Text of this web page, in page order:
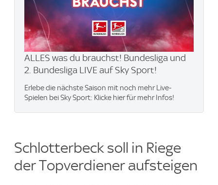
ALLES was du brauchst! Bundesliga und
2. Bundesliga LIVE auf Sky Sport!
Erlebe die nächste Saison mit noch mehr Live-
Spielen bei Sky Sport: Klicke hier für mehr Infos!
Schlotterbeck soll in Riege
der Topverdiener aufsteigen